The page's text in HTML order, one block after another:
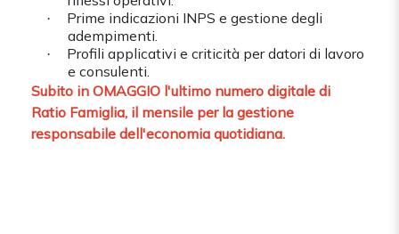
·
Prime indicazioni INPS e gestione degli
adempimenti.
·
Profili applicativi e criticità per datori di lavoro
e consulenti.
Subito in OMAGGIO l'ultimo numero digitale di
Ratio Famiglia, il mensile per la gestione
responsabile dell'economia quotidiana.